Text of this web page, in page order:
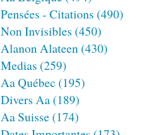
Pensées - Citations (490)
Non Invisibles (450)
Alanon Alateen(430)
Medias (259)
Aa Québec (195)
Divers Aa(189)
Aa Suisse(174)